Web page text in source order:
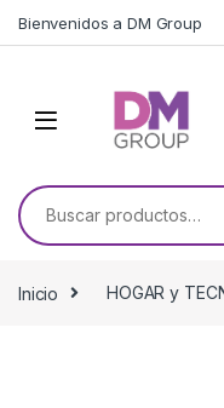
Bienvenidos a DM Group
Buscar por:
Inicio HOGAR y